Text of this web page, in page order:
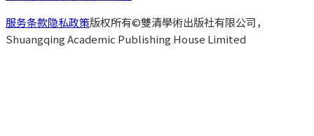
服务条款隐私政策版权所有©雙清學術出版社有限公司，
Shuangqing Academic Publishing House Limited